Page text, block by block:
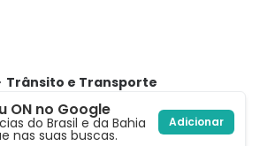
Trânsito e Transporte
ON no Google
do Brasil e da Bahia
nas suas buscas.
Adicionar